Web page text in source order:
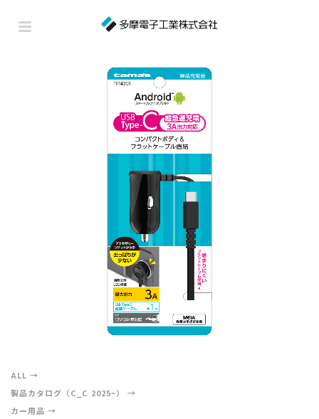
ALL
製品カタログ（C_C 2025~）
カー用品